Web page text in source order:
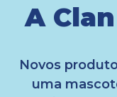
A
Novos
uma